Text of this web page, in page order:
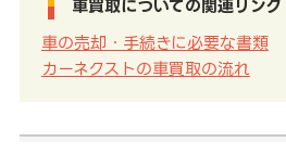
車買取についての関連リンク
車の売却・手続きに必要な書類
カーネクストの車買取の流れ